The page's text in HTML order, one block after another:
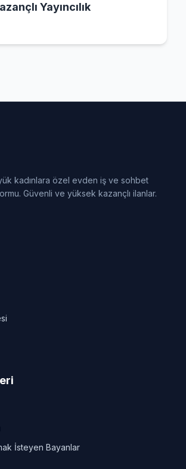
Yayıncılık
kadınlara özel evden iş ve sohbet
Güvenli ve yüksek kazançlı ilanlar.
İsteyen Bayanlar